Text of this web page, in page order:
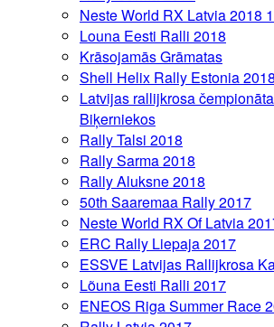
Neste World RX Latvia 2018
Louna Eesti Ralli 2018
Krāsojamās Grāmatas
Shell Helix Rally Estonia 2018
Latvijas rallijkrosa
Biķerniekos
Rally Talsi 2018
Rally Sarma 2018
Rally Aluksne 2018
50th Saaremaa Rally 2017
Neste World RX Of Latvia
ERC Rally Liepaja 2017
ESSVE Latvijas Rallijkrosa
Lõuna Eesti Ralli 2017
ENEOS Riga Summer Race